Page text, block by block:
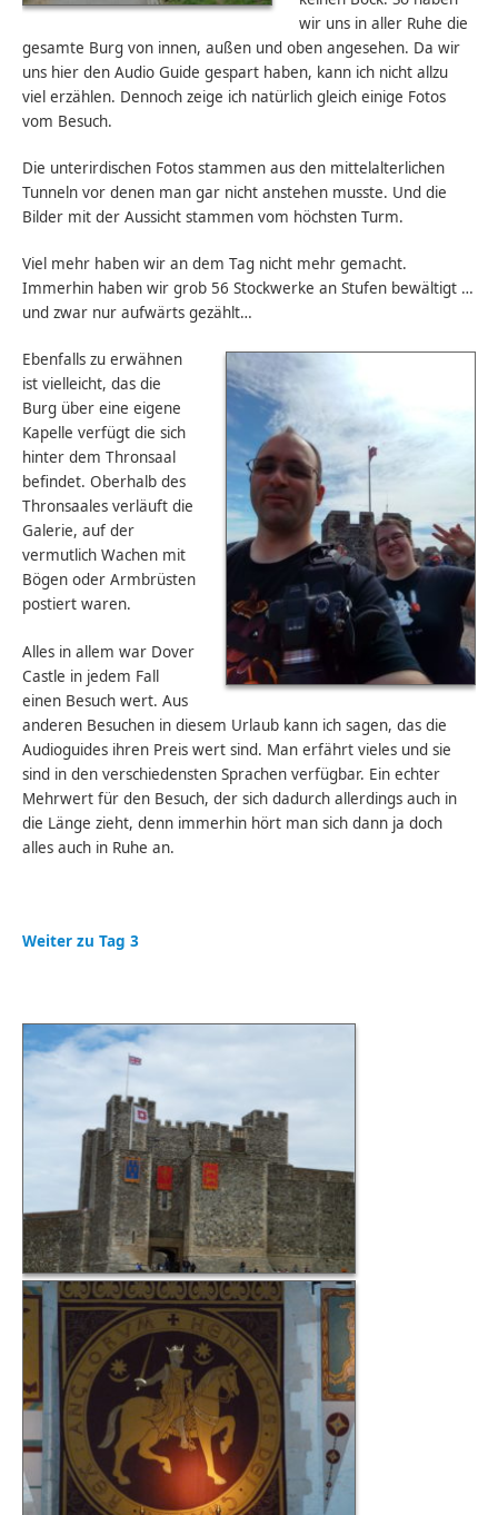
wir uns in aller Ruhe die
gesamte Burg von innen, außen und oben angesehen. Da wir
uns hier den Audio Guide gespart haben, kann ich nicht allzu
viel erzählen. Dennoch zeige ich natürlich gleich einige Fotos
vom Besuch.
Die unterirdischen Fotos stammen aus den mittelalterlichen
Tunneln vor denen man gar nicht anstehen musste. Und die
Bilder mit der Aussicht stammen vom höchsten Turm.
Viel mehr haben wir an dem Tag nicht mehr gemacht.
Immerhin haben wir grob 56 Stockwerke an Stufen bewältigt …
und zwar nur aufwärts gezählt…
Ebenfalls zu erwähnen
ist vielleicht, das die
Burg über eine eigene
Kapelle verfügt die sich
hinter dem Thronsaal
befindet. Oberhalb des
Thronsaales verläuft die
Galerie, auf der
vermutlich Wachen mit
Bögen oder Armbrüsten
postiert waren.
Alles in allem war Dover
Castle in jedem Fall
einen Besuch wert. Aus
anderen Besuchen in diesem Urlaub kann ich sagen, das die
Audioguides ihren Preis wert sind. Man erfährt vieles und sie
sind in den verschiedensten Sprachen verfügbar. Ein echter
Mehrwert für den Besuch, der sich dadurch allerdings auch in
die Länge zieht, denn immerhin hört man sich dann ja doch
alles auch in Ruhe an.
Weiter zu Tag 3